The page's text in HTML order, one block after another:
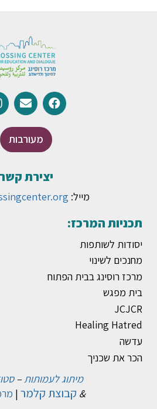
מעורבות
יצירת קשר
מייל:
תכניות המרכז:
יסודות לשותפות
מחנכים לשינוי
מרכז רוסינג בבית הפתוח
בית מפגש
JCJCR
Healing Hatred
עדשה
הכר את שכניך
מיתוג לעמותות–
& קבוצת קלמר |